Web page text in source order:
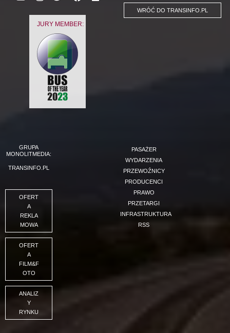
JURY MEMBER:
WRÓĆ DO TRANSINFO.PL
GRUPA
MONOLITMEDIA:
TRANSINFO.PL
OFERT
A
REKLA
MOWA
OFERT
A
FILM&F
OTO
ANALIZ
Y
RYNKU
PASAŻER
WYDARZENIA
PRZEWOŹNICY
PRODUCENCI
PRAWO
PRZETARGI
INFRASTRUKTURA
RSS